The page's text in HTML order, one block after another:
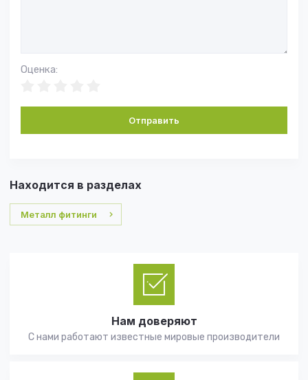
Оценка:
Отправить
Находится в разделах
Металл фитинги
Нам доверяют
С нами работают известные мировые производители